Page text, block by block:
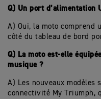
Q) Un port d’alimentation
A) Oui, la moto comprend
côté du tableau de bord
Q) La moto est-elle
musique ?
A) Les nouveaux modèles
connectivité My Triumph,